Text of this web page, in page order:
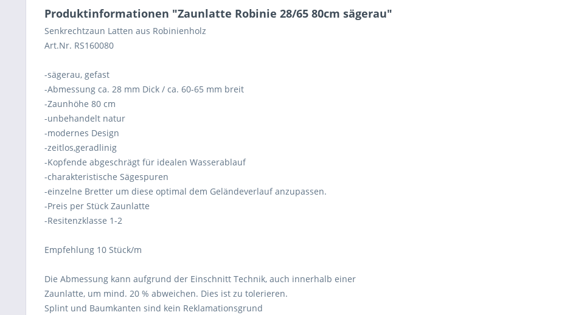
Produktinformationen "Zaunlatte Robinie 28/65 80cm sägerau"
Senkrechtzaun Latten aus Robinienholz
Art.Nr. RS160080
-sägerau, gefast
-Abmessung ca. 28 mm Dick / ca. 60-65 mm breit
-Zaunhöhe 80 cm
-unbehandelt natur
-modernes Design
-zeitlos,geradlinig
-Kopfende abgeschrägt für idealen Wasserablauf
-charakteristische Sägespuren
-einzelne Bretter um diese optimal dem Geländeverlauf anzupassen.
-Preis per Stück Zaunlatte
-Resitenzklasse 1-2
Empfehlung 10 Stück/m
Die Abmessung kann aufgrund der Einschnitt Technik, auch innerhalb einer
Zaunlatte, um mind. 20 % abweichen. Dies ist zu tolerieren.
Splint und Baumkanten sind kein Reklamationsgrund